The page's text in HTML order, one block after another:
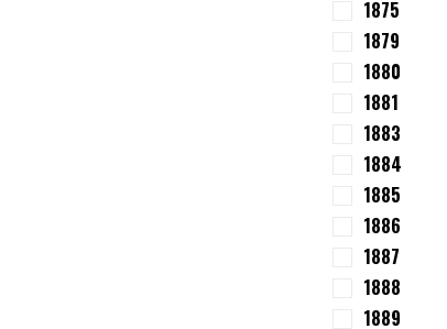
1875
1879
1880
1881
1883
1884
1885
1886
1887
1888
1889